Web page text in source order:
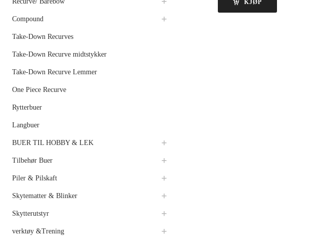
KJØP
Compound
Take-Down Recurves
Take-Down Recurve midtstykker
Take-Down Recurve Lemmer
One Piece Recurve
Rytterbuer
Langbuer
BUER TIL HOBBY & LEK
Tilbehør Buer
Piler & Pilskaft
Skytematter & Blinker
Skytterutstyr
verktøy &Trening